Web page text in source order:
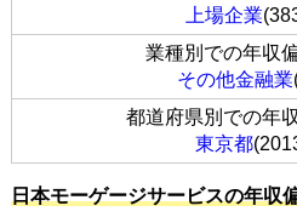
上場企業
業種別での年収
その他金融業
都道府県別での年
東京都
日本モーゲージサービスの年収